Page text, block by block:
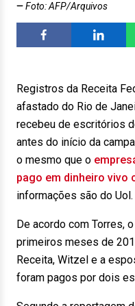
Foto: AFP/Arquivos
Registros da Receita
afastado do Rio de
recebeu de escritórios
antes do início da
o mesmo que o
pago em dinheiro vivo
informações são do Uol.
De acordo com Torres,
primeiros meses de
Receita, Witzel e a
foram pagos por dois